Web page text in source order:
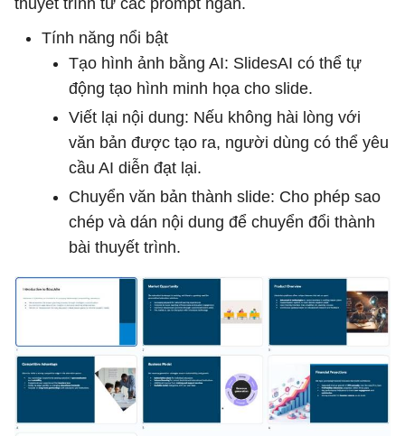
thuyết trình từ các prompt ngắn.
Tính năng nổi bật
Tạo hình ảnh bằng AI: SlidesAI có thể tự
động tạo hình minh họa cho slide.
Viết lại nội dung: Nếu không hài lòng với
văn bản được tạo ra, người dùng có thể yêu
cầu AI diễn đạt lại.
Chuyển văn bản thành slide: Cho phép sao
chép và dán nội dung để chuyển đổi thành
bài thuyết trình.